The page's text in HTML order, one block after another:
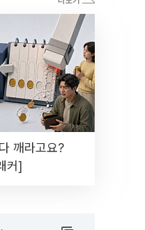
깨라고요?
커]